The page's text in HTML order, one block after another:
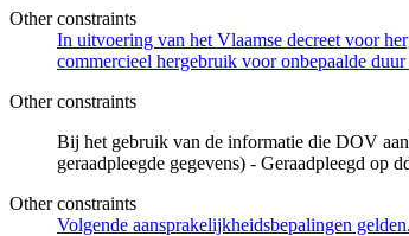
Other constraints
In uitvoering van het Vlaamse decreet voor
commercieel hergebruik voor onbepaalde
Other constraints
Bij het gebruik van de informatie die DOV
geraadpleegde gegevens) - Geraadpleegd op
Other constraints
Volgende aansprakelijkheidsbepalingen gelden.